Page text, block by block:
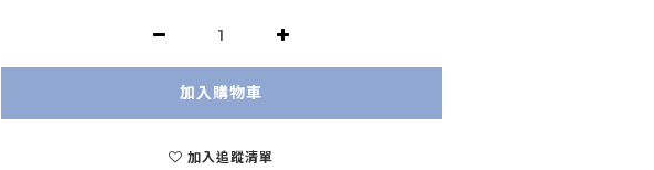
加入購物車
加入追蹤清單